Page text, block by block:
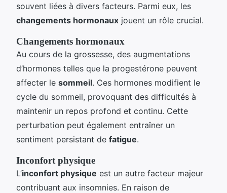
souvent liées à divers facteurs. Parmi eux, les
changements hormonaux jouent un rôle crucial.
Changements hormonaux
Au cours de la grossesse, des augmentations
d’hormones telles que la progestérone peuvent
affecter le sommeil. Ces hormones modifient le
cycle du sommeil, provoquant des difficultés à
maintenir un repos profond et continu. Cette
perturbation peut également entraîner un
sentiment persistant de fatigue.
Inconfort physique
L’inconfort physique est un autre facteur majeur
contribuant aux insomnies. En raison de